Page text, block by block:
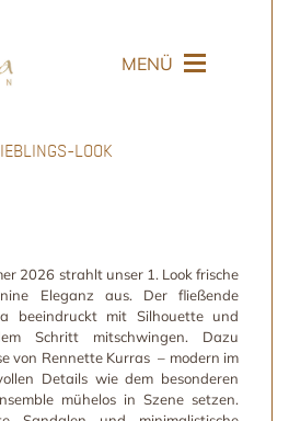
MENÜ
LOOK
2026 strahlt unser 1. Look frische
Eleganz aus. Der fließende
beeindruckt mit Silhouette und
Schritt mitschwingen. Dazu
von Rennette Kurras – modern im
Details wie dem besonderen
mühelos in Szene setzen.